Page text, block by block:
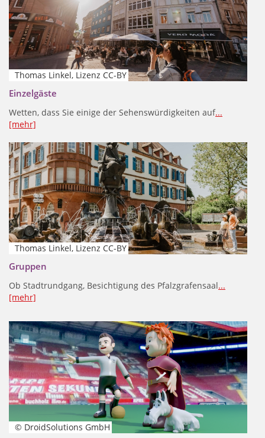
Thomas Linkel, Lizenz CC-BY
Einzelgäste
Wetten, dass Sie einige der Sehenswürdigkeiten auf...
[mehr]
Thomas Linkel, Lizenz CC-BY
Gruppen
Ob Stadtrundgang, Besichtigung des Pfalzgrafensaal...
[mehr]
© DroidSolutions GmbH